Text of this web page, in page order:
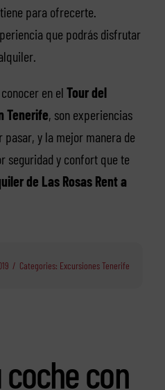
para ofrecerte.
que podrás disfrutar
en el Tour del
Tenerife, son experiencias
pasar, y la mejor manera de
seguridad y confort que te
de Las Rosas Rent a
/ Categories: Excursiones Tenerife
con